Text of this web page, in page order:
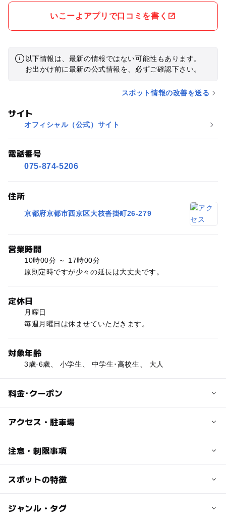
写真のみ。私はちょっと運転させてもらう。また次は運転でき
るようになってからかな。 事故がなかったからのだと思います
が、本物を動かすのは大人も子どももめちゃくちゃ楽しかった
いこーよアプリで口コミを書く
以下情報は、最新の情報ではない可能性もあります。
お出かけ前に最新の公式情報を、必ずご確認下さい。
スポット情報の改善を送る
サイト
オフィシャル（公式）サイト
電話番号
075-874-5206
住所
京都府京都市西京区大枝沓掛町26-279
営業時間
10時00分 ～ 17時00分
原則定時ですが少々の延長は大丈夫です。
定休日
月曜日
毎週月曜日は休ませていただきます。
対象年齢
3歳-6歳、 小学生、 中学生･高校生、 大人
料金･クーポン
子供の料金
コース内容はご相談！
アクセス・駐車場
交通アクセス
線 京都霊園信号左折約10分
線 京都霊園信号右折約10分
注意・制限事項
京都西山の山頂 標高400ｍ
お弁当を食べに来てください
スポットの特徴
駐車場あり ー
ジャンル・タグ